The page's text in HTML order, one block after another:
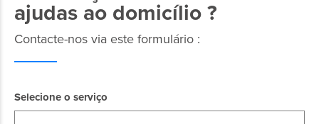
ajudas ao domicílio ?
Contacte-nos via este formulário :
Selecione o serviço